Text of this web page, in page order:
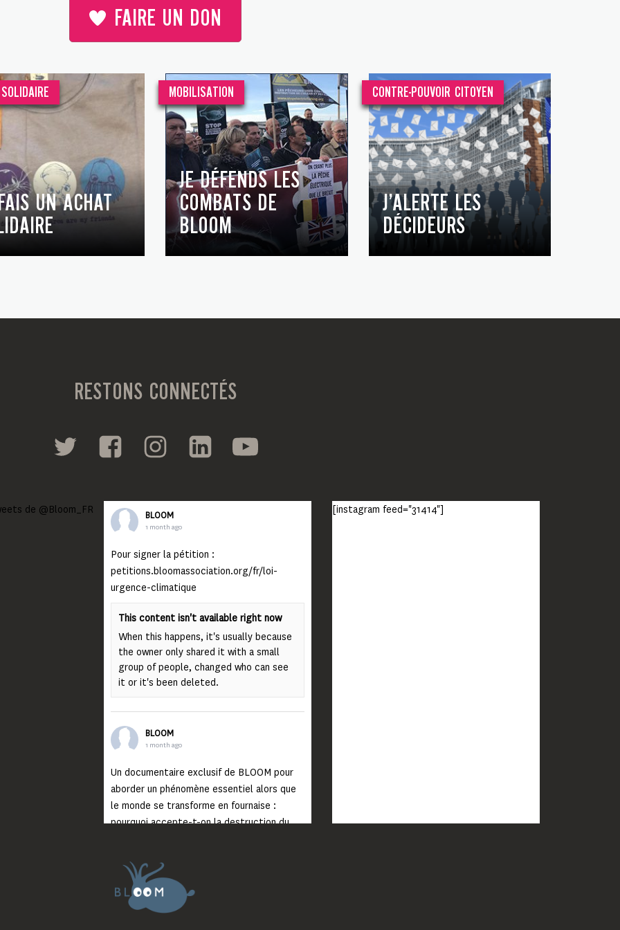
FAIRE UN DON
UN ACHAT
MOBILISATION
JE DÉFENDS LES
COMBATS DE
BLOOM
CONTRE-POUVOIR CITOYEN
J’ALERTE LES
DÉCIDEURS
RESTONS CONNECTÉS
de @Bloom_FR BLOOM
1 month ago
Pour signer la pétition :
petitions.bloomassociation.org/fr/loi-
urgence-climatique
This content isn't available right now
When this happens, it's usually because
the owner only shared it with a small
group of people, changed who can see
it or it's been deleted.
BLOOM
1 month ago
Un documentaire exclusif de BLOOM pour
aborder un phénomène essentiel alors que
le monde se transforme en fournaise :
pourquoi accepte-t-on la destruction du
Lisez jusqu’au bout et rendez-vous sur
notre chaîne Youtube (lien en bio) pour
découvrir un film qui génèrera deux choses
importantes : des conversations
[instagram feed="31414"]